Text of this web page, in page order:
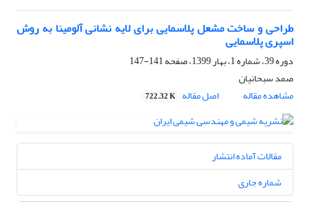
طراحی و ساخت مشعل پلاسمایی برای لایه نشانی آلومینا به روش
اسپری پلاسمایی
دوره 39، شماره 1، بهار 1399، صفحه
141-147
صمد سبحانیان
مشاهده مقاله
اصل مقاله 722.32 K
مقالات آماده انتشار
شماره جاری